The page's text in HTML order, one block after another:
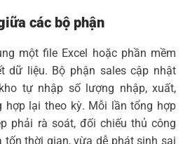
các bộ phận
một file Excel hoặc phần mềm
dữ liệu. Bộ phận sales cập nhật
tự nhập số lượng nhập, xuất,
hợp lại theo kỳ. Mỗi lần tổng hợp
phải rà soát, đối chiếu thủ công
tốn thời gian, vừa dễ phát sinh sai